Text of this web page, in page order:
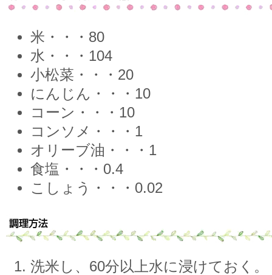
米・・・80
水・・・104
小松菜・・・20
にんじん・・・10
コーン・・・10
コンソメ・・・1
オリーブ油・・・1
食塩・・・0.4
こしょう・・・0.02
洗米し、60分以上水に浸けておく。